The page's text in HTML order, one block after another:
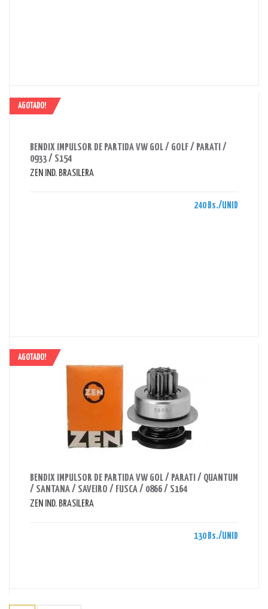
AGOTADO!
BENDIX IMPULSOR DE PARTIDA VW GOL / GOLF / PARATI /
0933 / S154
ZEN IND. BRASILERA
240 Bs./UNID
AGOTADO!
BENDIX IMPULSOR DE PARTIDA VW GOL / PARATI / QUANTUM
/ SANTANA / SAVEIRO / FUSCA / 0866 / S164
ZEN IND. BRASILERA
130 Bs./UNID